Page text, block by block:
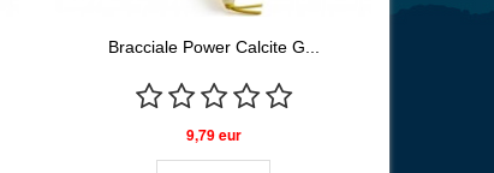
Bracciale Power Calcite G...
9,79 eur